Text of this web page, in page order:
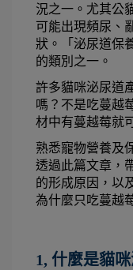
況之一。尤其公
可能出現頻尿、
狀。「泌尿道保
的類別之一。
許多貓咪泌尿道
嗎？不是吃蔓越
材中有蔓越莓就
熟悉寵物營養及
透過此篇文章，
的形成原因，以
為什麼只吃蔓越
1, 什麼是貓